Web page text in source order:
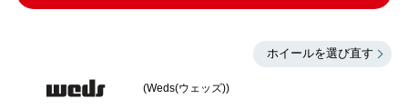
ホイールを選び直す
(Weds(ウェッズ))